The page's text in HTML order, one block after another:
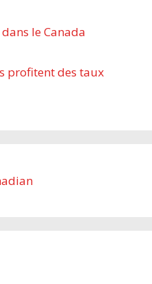
le Canada
profitent des taux